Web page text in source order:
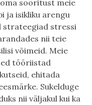
sooritust meie
ja isikliku arengu
strateegiad stressi
nii teie
võimeid. Meie
tööriistad
ehitada
Sukelduge
nii väljakul kui ka